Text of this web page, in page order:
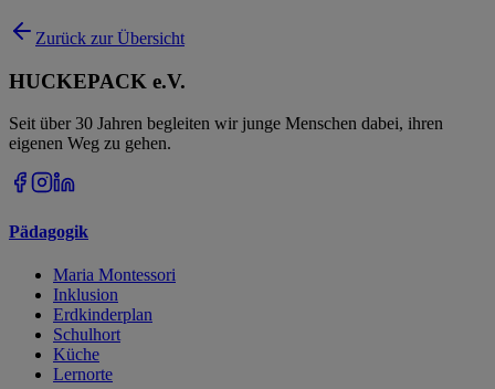
Zurück zur Übersicht
HUCKEPACK e.V.
Seit über 30 Jahren begleiten wir junge Menschen dabei, ihren
eigenen Weg zu gehen.
Pädagogik
Maria Montessori
Inklusion
Erdkinderplan
Schulhort
Küche
Lernorte